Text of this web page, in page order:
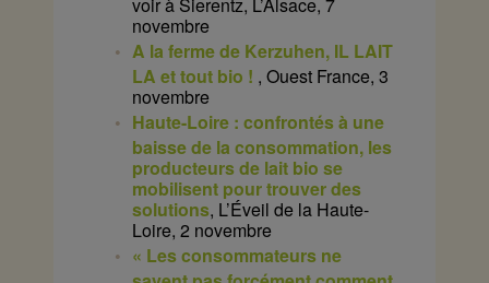
novembre
A la ferme de Kerzuhen, IL LAIT
LA et tout bio ! , Ouest France, 3
novembre
Haute-Loire : confrontés à une
baisse de la consommation, les
producteurs de lait bio se
mobilisent pour trouver des
solutions, L’Éveil de la Haute-
Loire, 2 novembre
« Les consommateurs ne